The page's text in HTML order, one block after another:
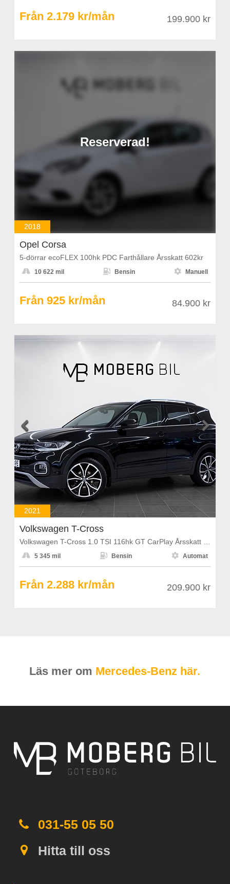
Från 2.179 kr/mån 199.900 kr
Reserverad!
2018
Opel Corsa
5-dörrar ecoFLEX 100hk PDC Farthållare Årsskatt 602kr
 10 622 mil  Bensin  Manuell
Från 925 kr/mån 84.900 kr
 
2021
Volkswagen T-Cross
Volkswagen T-Cross 1.0 TSI 116hk GT CarPlay Årsskatt 1108kr
 5 345 mil  Bensin  Automat
Från 2.288 kr/mån 209.900 kr
Läs mer om Mercedes-Benz här.
031-55 05 50
Hitta till oss